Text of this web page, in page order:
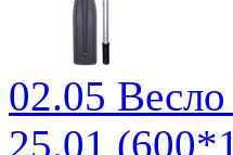
02.05
25.01